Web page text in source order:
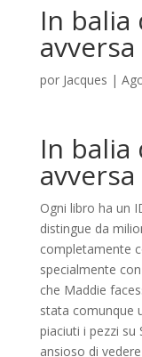
In
por Jacques |
In
avversa
Ogni libro ha un
distingue da
completamente
specialmente
che Maddie
stata comunque
piaciuti i pezzi su
ansioso di